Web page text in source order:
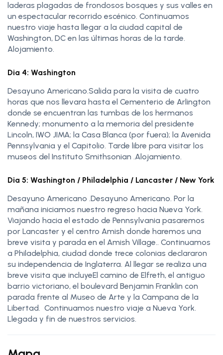
laderas plagadas de frondosos bosques y sus valles en
un espectacular recorrido escénico. Continuamos
nuestro viaje hasta llegar a la ciudad capital de
Washington, DC en las últimas horas de la tarde.
Alojamiento.
Dia 4: Washington
Desayuno Americano.Salida para la visita de cuatro
horas que nos llevara hasta el Cementerio de Arlington
donde se encuentran las tumbas de los hermanos
Kennedy; monumento a la memoria del presidente
Lincoln, IWO JIMA; la Casa Blanca (por fuera); la Avenida
Pennsylvania y el Capitolio. Tarde libre para visitar los
museos del Instituto Smithsonian .Alojamiento.
Dia 5: Washington / Philadelphia / Lancaster / New York
Desayuno Americano .Desayuno Americano. Por la
mañana iniciamos nuestro regreso hacia Nueva York.
Viajando hacia el estado de Pennsylvania pasaremos
por Lancaster y el centro Amish donde haremos una
breve visita y parada en el Amish Village.. Continuamos
a Philadelphia, ciudad donde trece colonias declararon
su independencia de Inglaterra. Al llegar se realiza una
breve visita que incluyeEl camino de Elfreth, el antiguo
barrio victoriano, el boulevard Benjamin Franklin con
parada frente al Museo de Arte y la Campana de la
Libertad. Continuamos nuestro viaje a Nueva York.
Llegada y fin de nuestros servicios.